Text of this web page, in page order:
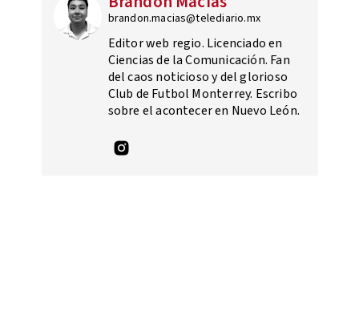
brandon.macias@telediario.mx
Editor web regio. Licenciado en
Ciencias de la Comunicación. Fan
del caos noticioso y del glorioso
Club de Futbol Monterrey. Escribo
sobre el acontecer en Nuevo León.